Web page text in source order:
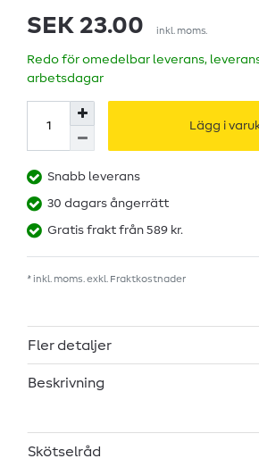
SEK 23.00 inkl. moms.
Redo för omedelbar leverans,
arbetsdagar
Lägg i
Snabb leverans
30 dagars ångerrätt
Gratis frakt från 589 kr.
* inkl. moms. exkl. Fraktkostnader
Fler detaljer
Beskrivning
Skötselråd